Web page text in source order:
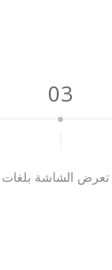
03
الشاشة بلغات